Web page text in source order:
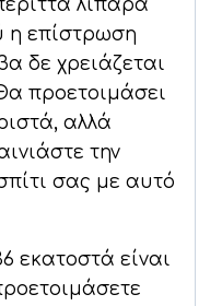
λιπαρά
η επίστρωση
δε χρειάζεται
προετοιμάσει
αλλά
την
σας με αυτό
εκατοστά είναι